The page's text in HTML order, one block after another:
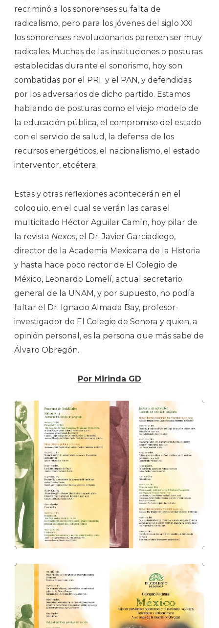
recriminó a los sonorenses su falta de
radicalismo, pero para los jóvenes del siglo XXI
los sonorenses revolucionarios parecen ser muy
radicales. Muchas de las instituciones o posturas
establecidas durante el sonorismo, hoy son
combatidas por el PRI y el PAN, y defendidas
por los adversarios de dicho partido. Estamos
hablando de posturas como el viejo modelo de
la educación pública, el compromiso del estado
con el servicio de salud, la defensa de los
recursos energéticos, el nacionalismo, el estado
interventor, etcétera.
Estas y otras reflexiones acontecerán en el
coloquio, en el cual se verán las caras el
multicitado Héctor Aguilar Camín, hoy pilar de
la revista Nexos, el Dr. Javier Garciadiego,
director de la Academia Mexicana de la Historia
y hasta hace poco rector de El Colegio de
México, Leonardo Lomelí, actual secretario
general de la UNAM, y por supuesto, no podía
faltar el Dr. Ignacio Almada Bay, profesor-
investigador de El Colegio de Sonora y quien, a
opinión personal, es la persona que más sabe de
Álvaro Obregón.
Por Mirinda GD